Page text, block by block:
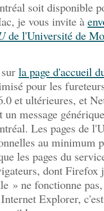
soit disponible
je vous invite à
de l'Université de
la page d'accueil
pour les
et ultérieures, et
message
Les pages de
au minimum
les pages du
dont
» ne fonctionne
Explorer,